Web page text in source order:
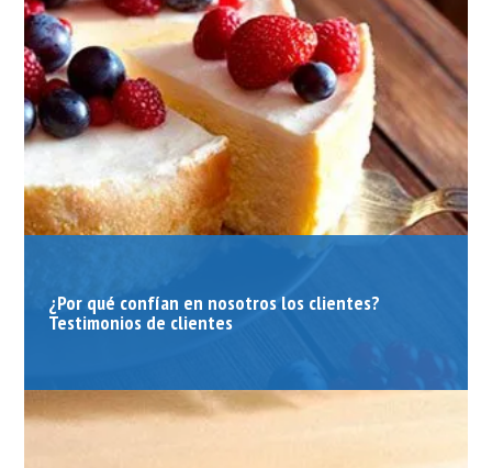
¿Por qué confían en nosotros los clientes?
Testimonios de clientes